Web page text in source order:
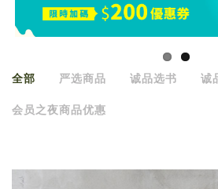
全部 严选商品 诚品选书 诚
会员之夜商品优惠